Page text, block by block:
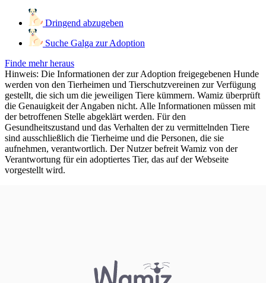
Dringend abzugeben
Suche Galga zur Adoption
Finde mehr heraus
Hinweis: Die Informationen der zur Adoption freigegebenen Hunde
werden von den Tierheimen und Tierschutzvereinen zur Verfügung
gestellt, die sich um die jeweiligen Tiere kümmern. Wamiz überprüft
die Genauigkeit der Angaben nicht. Alle Informationen müssen mit
der betroffenen Stelle abgeklärt werden. Für den
Gesundheitszustand und das Verhalten der zu vermittelnden Tiere
sind ausschließlich die Tierheime und die Personen, die sie
aufnehmen, verantwortlich. Der Nutzer befreit Wamiz von der
Verantwortung für ein adoptiertes Tier, das auf der Webseite
vorgestellt wird.